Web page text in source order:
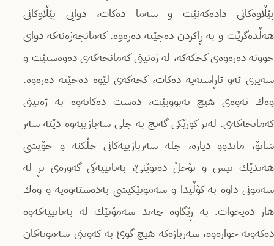
پێڵاوەکانی دادەکەنێت و سەما دەکات، دوایی پێڵاوکانی
هەڵدەگرێت و بە ڕاکردن دەچێتە دەرەوە. کەمانچەژەنەکە دوای
چوونە دەرەوەی کچکەکە، لە ژەنینی کەمانچەکەی دەوەستێت و
سەیری ئەو ئاڕاستەیە دەکات، کچەکەی لێوە دەچێتە دەرەوە.
وەك ئەوەی هیچ نەبووبێت، دەست دەکاتەوە بە ژەنینی
کەمانچەکەی. لەپر کورێكی گەنج بە جلی سەبازییەوە دێتە سەر
شانۆ، ماندوو دیارە، جلە سەربازییەکانی چڵکنە و خۆیشی
هەندێك پیس و پۆخڵ دەنوێنێ، به‌تانییه‌کی گەورەی پڕ لە
سەمونی داوە بە کۆڵیدا و سەمونێکیشی بەدەستەوەیە و وەك
هار دەیخوات. بە ڕێگاوە چەند سەمۆنێك لە بەتانییەکەوە
ده‌که‌ونه‌ خوارەوە، سەربازەکە هیچ گوێ بە کەوتنی سەمونەکان